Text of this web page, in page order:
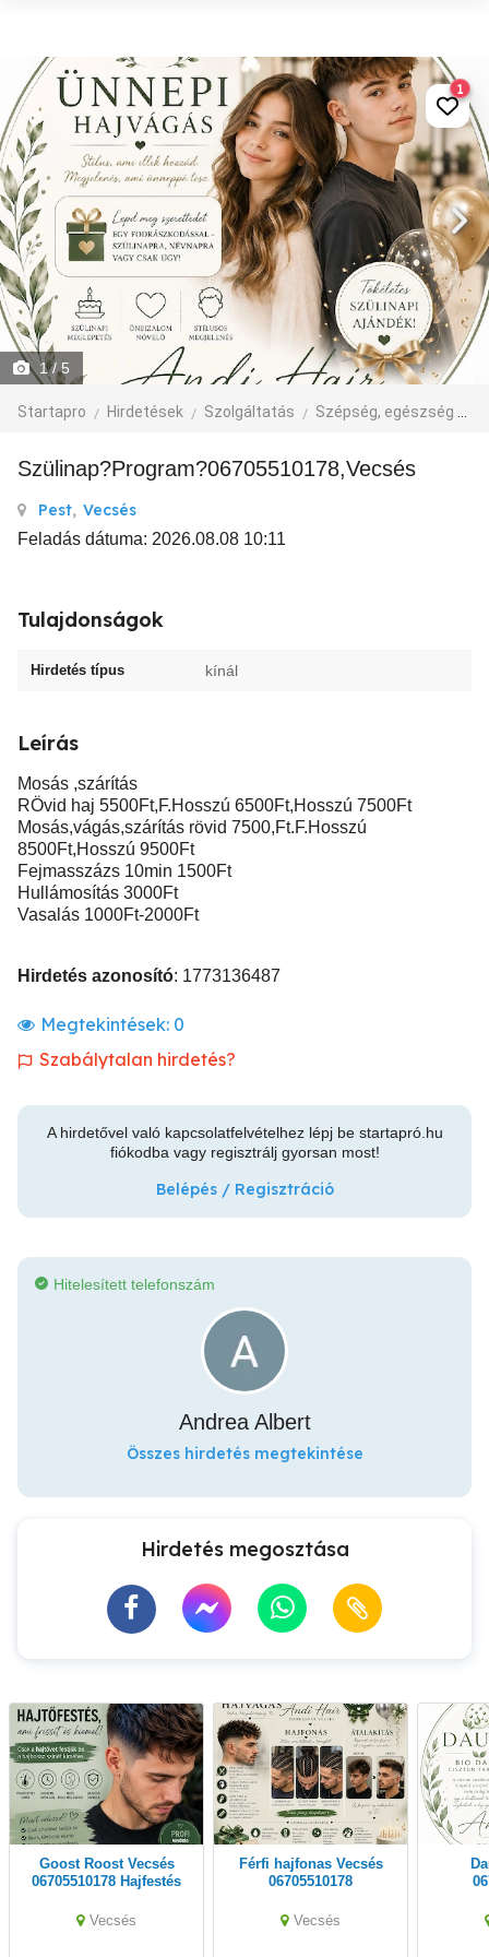
1/ 5
Startapro Hirdetések Szolgáltatás Szépség, egészség
1
Szülinap?Program?06705510178,Vecsés
Pest, Vecsés
Feladás dátuma: 2026.08.08 10:11
Tulajdonságok
Hirdetés típus kínál
Leírás
Mosás ,szárítás
RÖvid haj 5500Ft,F.Hosszú 6500Ft,Hosszú 7500Ft
Mosás,vágás,szárítás rövid 7500,Ft.F.Hosszú
8500Ft,Hosszú 9500Ft
Fejmasszázs 10min 1500Ft
Hullámosítás 3000Ft
Vasalás 1000Ft-2000Ft
Hirdetés azonosító: 1773136487
Megtekintések: 0
Szabálytalan hirdetés?
A hirdetővel való kapcsolatfelvételhez lépj be startapró.hu
fiókodba vagy regisztrálj gyorsan most!
Belépés / Regisztráció
Hitelesített telefonszám
Andrea Albert
Összes hirdetés megtekintése
Hirdetés megosztása
Goost Roost Vecsés
06705510178 Hajfestés
Vecsés
Férfi hajfonas Vecsés
06705510178
Vecsés
Dauer,Vecsés